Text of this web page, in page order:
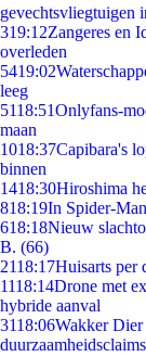
gevechtsvliegtuigen
319:12Zangeres en
overleden
5419:02
leeg
5118:51Onlyfans-
maan
1018:37Capibara's
binnen
1418:30Hiroshima
818:19In Spider-
618:18Nieuw
B. (66)
2118:17Huisarts per
1118:14Drone met
hybride aanval
3118:06Wakker Dier
duurzaamheidsclaims